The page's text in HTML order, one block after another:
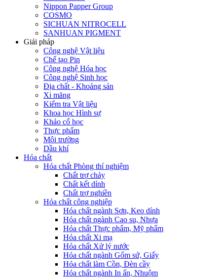
Nippon Papper Group
COSMO
SICHUAN NITROCELL
SANHUAN PIGMENT
Giải pháp
Công nghệ Vật liệu
Chế tạo Pin
Công nghệ Hóa học
Công nghệ Sinh học
Địa chất - Khoáng sản
Xi măng
Kiểm tra Vật liệu
Khoa học Hình sự
Khảo cổ học
Thực phẩm
Môi trường
Dầu khí
Hóa chất
Hóa chất Phòng thí nghiệm
Chất trợ chảy
Chất kết dính
Chất trợ nghiền
Hóa chất công nghiệp
Hóa chất ngành Sơn, Keo dính
Hóa chất ngành Cao su, Nhựa
Hóa chất Thực phẩm, Mỹ phẩm
Hóa chất Xi mạ
Hóa chất Xử lý nước
Hóa chất ngành Gốm sứ, Giấy
Hóa chất làm Cồn, Đèn cầy
Hóa chất ngành In ấn, Nhuộm